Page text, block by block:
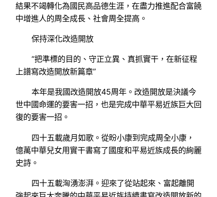
結果不竭轉化為國民高品德生涯，在盡力推進配合富饒
中增進人的周全成長、社會周全提高。
保持深化改造開放
“把準標的目的、守正立異、真抓實干，在新征程
上譜寫改造開放新篇章”
本年是我國改造開放45周年。改造開放是決議今
世中國命運的要害一招，也是完成中華平易近族巨大回
復的要害一招。
四十五載歲月如歌。從盼小康到完成周全小康，
億萬中華兒女用實干書寫了國度和平易近族成長的絢麗
史詩。
四十五載洶湧澎湃。迎來了從站起來、富起離開